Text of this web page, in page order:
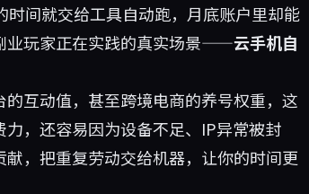
间就交给工具自动跑，月底账户里却能
业玩家正在实践的真实场景——云手机自
互动值，甚至跨境电商的养号权重，这
，还容易因为设备不足、IP异常被封
，把重复劳动交给机器，让你的时间更